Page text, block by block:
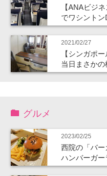
【ANAビジ
でワシント
2021/02/27
【シンガポ
当日まさかの
グルメ
2023/02/25
西院の「バ
ハンバーガー